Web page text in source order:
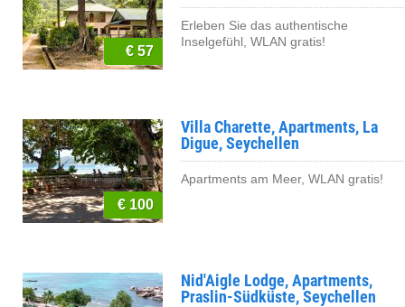
€ 57
Erleben Sie das authentische
Inselgefühl, WLAN gratis!
Villa Charette, Apartments, La
Digue, Seychellen
€ 100
Apartments am Meer, WLAN gratis!
Nid'Aigle Lodge, Apartments,
Praslin-Südküste, Seychellen